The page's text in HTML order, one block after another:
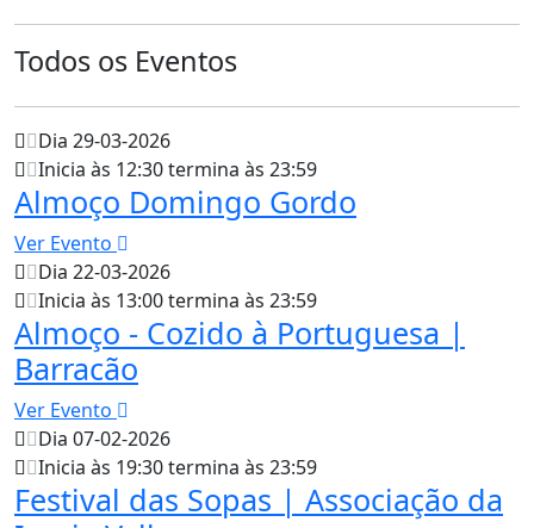
Todos os Eventos
Dia 29-03-2026
Inicia às 12:30 termina às 23:59
Almoço Domingo Gordo
Ver Evento
Dia 22-03-2026
Inicia às 13:00 termina às 23:59
Almoço - Cozido à Portuguesa |
Barracão
Ver Evento
Dia 07-02-2026
Inicia às 19:30 termina às 23:59
Festival das Sopas | Associação da